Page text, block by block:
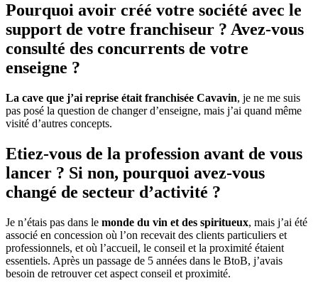
Pourquoi avoir créé votre société avec le
support de votre franchiseur ? Avez-vous
consulté des concurrents de votre
enseigne ?
La cave que j’ai reprise était franchisée Cavavin, je ne me suis
pas posé la question de changer d’enseigne, mais j’ai quand même
visité d’autres concepts.
Etiez-vous de la profession avant de vous
lancer ? Si non, pourquoi avez-vous
changé de secteur d’activité ?
Je n’étais pas dans le monde du vin et des spiritueux, mais j’ai été
associé en concession où l’on recevait des clients particuliers et
professionnels, et où l’accueil, le conseil et la proximité étaient
essentiels. Après un passage de 5 années dans le BtoB, j’avais
besoin de retrouver cet aspect conseil et proximité.